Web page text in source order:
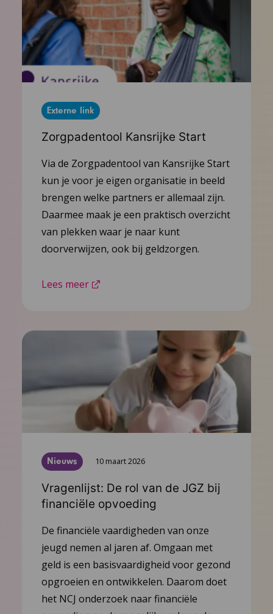
Externe link
Zorgpadentool Kansrijke Start
Via de Zorgpadentool van Kansrijke Start
kun je voor je eigen organisatie in beeld
brengen welke partners er allemaal zijn.
Daarmee maak je een praktisch overzicht
van plekken waar je naar kunt
doorverwijzen, ook bij geldzorgen.
Lees meer
Nieuws 10 maart 2026
Vragenlijst: De rol van de JGZ bij
financiële opvoeding
De financiële vaardigheden van onze
jeugd nemen al jaren af. Omgaan met
geld is een basisvaardigheid voor gezond
opgroeien en ontwikkelen. Daarom doet
het NCJ onderzoek naar financiële